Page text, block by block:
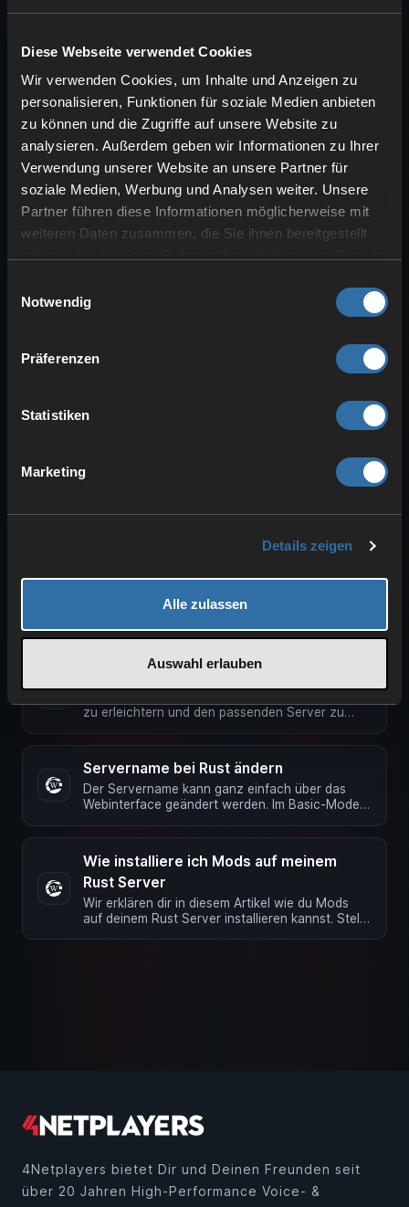
Diese Webseite verwendet Cookies
Wir verwenden Cookies, um Inhalte und Anzeigen zu
personalisieren, Funktionen für soziale Medien anbieten
zu können und die Zugriffe auf unsere Website zu
analysieren. Außerdem geben wir Informationen zu Ihrer
Verwendung unserer Website an unsere Partner für
soziale Medien, Werbung und Analysen weiter. Unsere
Partner führen diese Informationen möglicherweise mit
weiteren Daten zusammen, die Sie ihnen bereitgestellt
Notwendig
Präferenzen
Statistiken
Marketing
Details zeigen
Alle zulassen
Auswahl erlauben
wie z.B. Dropbox hoch. Wenn deine Map
hochgeladen ist klicke auf …
Direktes verbinden mit deinem Rust
Server
In Rust mit F1 die Konsole öffnen. Dort schreibst
du: client.connect DEINE IP:Gameport ENTER
drücken und das Spiel …
Rust Rcon Tool verwenden
Mit einem Rcon Tool hat man die Möglichkeit,
Spieler kicken, Items oder …
Rust: Serverbeschreibung ändern
Advanced Mode unter …
Hinweis: Du benötigst deine SteamID64 welche
Wir beschreiben dir in diesem Artikel wie Du dein
Savegame hochladen für Rust
Wir erklären dir wie Du dein Savegame für Rust
Verwendung eines FTP Programms …
zu erleichtern und den passenden Server zu
Servername bei Rust ändern
Der Servername kann ganz einfach über das
Webinterface geändert werden. Im Basic-Mode
Wie installiere ich Mods auf meinem
Rust Server
Wir erklären dir in diesem Artikel wie du Mods
auf deinem Rust Server installieren kannst. Stelle
4Netplayers bietet Dir und Deinen Freunden seit
über 20 Jahren High-Performance Voice- &